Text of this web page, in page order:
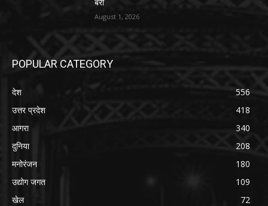
बरी
August 1, 2026
POPULAR CATEGORY
देश
556
उत्तर प्रदेश
418
आगरा
340
दुनिया
208
मनोरंजन
180
उद्योग जगत
109
खेल
72